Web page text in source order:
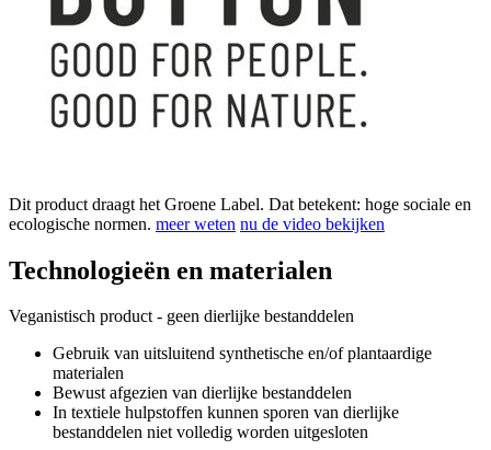
Dit product draagt het Groene Label. Dat betekent: hoge sociale en
ecologische normen. meer weten nu de video bekijken
Technologieën en materialen
Veganistisch product - geen dierlijke bestanddelen
Gebruik van uitsluitend synthetische en/of plantaardige
materialen
Bewust afgezien van dierlijke bestanddelen
In textiele hulpstoffen kunnen sporen van dierlijke
bestanddelen niet volledig worden uitgesloten